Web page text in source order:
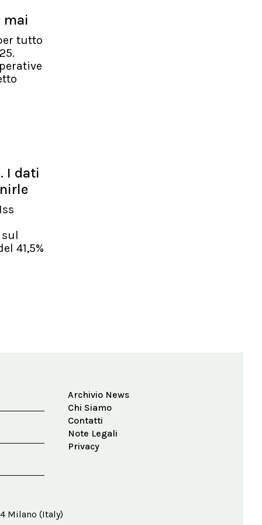
mai
tutto
I dati
sul
41,5%
Archivio News
Chi Siamo
Contatti
Note Legali
Privacy
Milano (Italy)